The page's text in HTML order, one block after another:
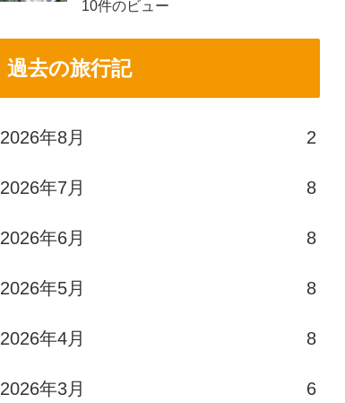
10件のビュー
過去の旅行記
2026年8月 2
2026年7月 8
2026年6月 8
2026年5月 8
2026年4月 8
2026年3月 6